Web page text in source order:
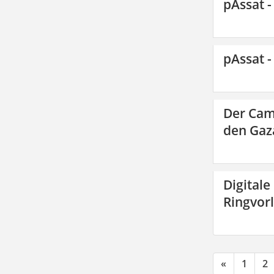
pAssat
pAssat
Der
den
« 1 2